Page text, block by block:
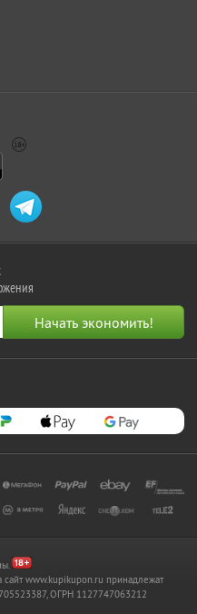
сайт www.kupikupon.ru принадлежат
ОГРН 1127747063212